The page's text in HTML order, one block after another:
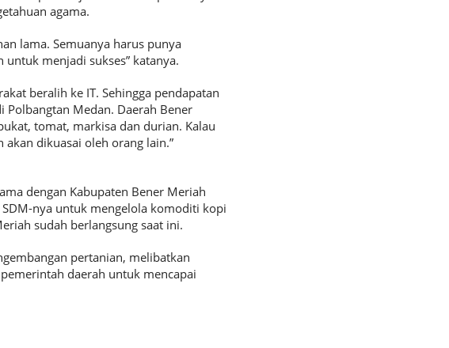
agama.
lama. Semuanya harus punya
menjadi sukses” katanya.
beralih ke IT. Sehingga pendapatan
Medan. Daerah Bener
tomat, markisa dan durian. Kalau
dikuasai oleh orang lain.”
dengan Kabupaten Bener Meriah
nya untuk mengelola komoditi kopi
sudah berlangsung saat ini.
pertanian, melibatkan
daerah untuk mencapai